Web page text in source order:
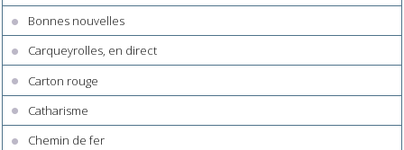
Bonnes nouvelles
Carqueyrolles, en direct
Carton rouge
Catharisme
Chemin de fer